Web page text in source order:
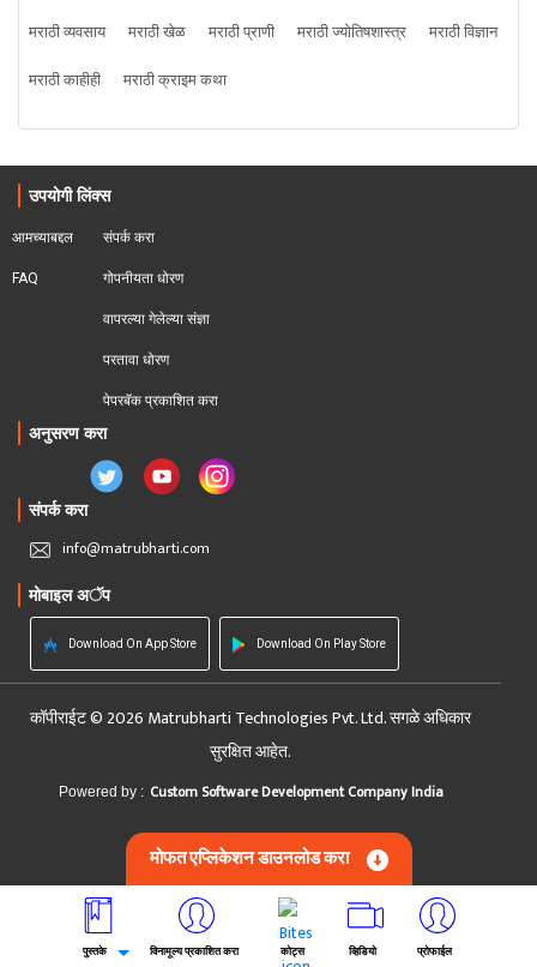
मराठी व्यवसाय
मराठी खेळ मराठी प्राणी मराठी ज्योतिषशास्त्र
मराठी विज्ञान
मराठी काहीही
मराठी क्राइम कथा
उपयोगी लिंक्स
आमच्याबद्दल
FAQ
संपर्क करा
गोपनीयता धोरण
वापरल्या गेलेल्या संज्ञा
परतावा धोरण
पेपरबॅक प्रकाशित करा
अनुसरण करा
संपर्क करा
info@matrubharti.com
मोबाइल अॅप
Download On App Store Download On Play Store
कॉपीराईट © 2026 Matrubharti Technologies Pvt. Ltd. सगळे अधिकार
सुरक्षित आहेत.
Powered by : Custom Software Development Company India
मोफत एप्लिकेशन डाउनलोड करा
पुस्तके विनामूल्य प्रकाशित करा कोट्स व्हिडियो प्रोफाईल